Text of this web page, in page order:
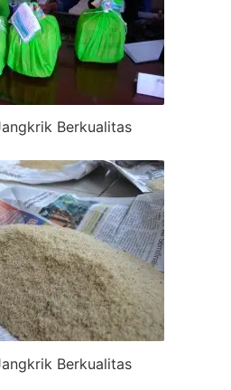
Berkualitas
Berkualitas